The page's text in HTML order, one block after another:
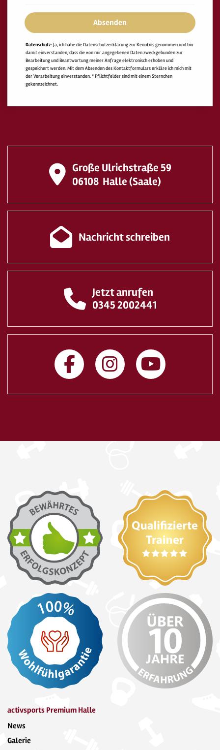
Absenden
Datenschutz: Ja, ich habe die Datenschutzerklärungzur Kenntnis genommen und bin
damit einverstanden, dass die von mir angegebenen Daten zweckgebunden zur
Bearbeitung und Beantwortung meiner Anfrage elektronisch erhoben und
gespeichert werden. Mit dem Absenden des Kontaktformulars erkläre ich mich mit
der Verarbeitung einverstanden. * Pflichtfelder sind mit einem Sternchen
gekennzeichnet.
Große Ulrichstraße 59
06108 Halle (Saale)
Nachricht schreiben
Jetzt anrufen
0345 2002441
activsports Premium Halle
News
Galerie